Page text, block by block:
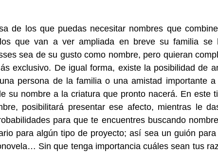
de los que puedas necesitar nombres que
que van a ver ampliada en breve su familia se
sea de su gusto como nombre, pero quieran
exclusivo. De igual forma, existe la posibilidad de
persona de la familia o una amistad importante a
su nombre a la criatura que pronto nacerá. En este
posibilitará presentar ese afecto, mientras le
para que te encuentres buscando
para algún tipo de proyecto; así sea un guión
Sin que tenga importancia cuáles sean tus